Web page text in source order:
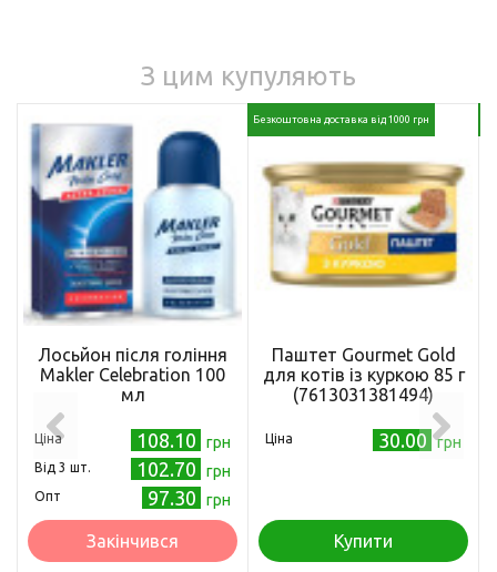
З цим купуляють
Лосьйон після гоління
Makler Celebration 100
мл
Ціна 108.10 грн
Від 3 шт. 102.70 грн
Опт 97.30 грн
Закінчився
Безкоштовна доставка від 1000 грн
Паштет Gourmet Gold
для котів із куркою 85 г
(7613031381494)
Ціна 30.00 грн
Купити